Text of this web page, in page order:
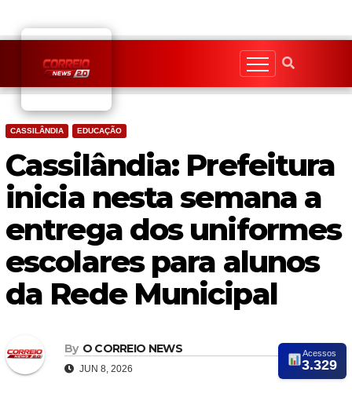
content
CASSILÂNDIA EDUCAÇÃO
Cassilândia: Prefeitura
inicia nesta semana a
entrega dos uniformes
escolares para alunos
da Rede Municipal
By O CORREIO NEWS
JUN 8, 2026
Acessos
3.329